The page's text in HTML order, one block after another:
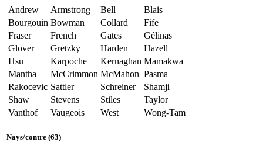
Andrew Armstrong Bell
Blais
Bourgouin Bowman Collard
Fife
Fraser
French Gates
Gélinas
Glover
Gretzky Harden
Hazell
Hsu
Karpoche Kernaghan Mamakwa
Mantha
McCrimmon McMahon Pasma
Rakocevic Sattler Schreiner
Shamji
Shaw
Stevens Stiles
Taylor
Vanthof
Vaugeois West Wong-Tam
Nays/contre (63)